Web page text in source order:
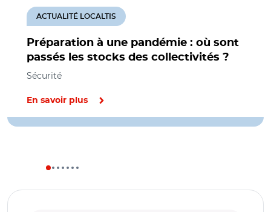
Préparation à une pandémie : où sont
passés les stocks des collectivités ?
ACTUALITÉ LOCALTIS
Sécurité
En savoir plus